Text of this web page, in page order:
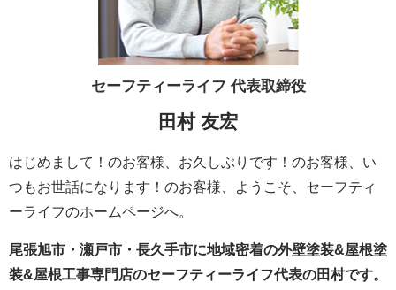
セーフティーライフ 代表取締役
田村 友宏
はじめまして！のお客様、お久しぶりです！のお客様、い
つもお世話になります！のお客様、ようこそ、セーフティ
ーライフのホームページへ。
尾張旭市・瀬戸市・長久手市に地域密着の外壁塗装&屋根塗
装&屋根工事専門店のセーフティーライフ代表の田村です。